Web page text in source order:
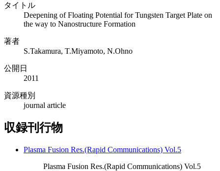
タイトル
Deepening of Floating Potential for Tungsten Target Plate on
the way to Nanostructure Formation
著者
S.Takamura, T.Miyamoto, N.Ohno
公開日
2011
資源種別
journal article
収録刊行物
Plasma Fusion Res.(Rapid Communications) Vol.5
Plasma Fusion Res.(Rapid Communications) Vol.5